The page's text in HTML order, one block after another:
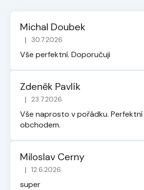
Michal Doubek
Hodnocení obchodu je 5 z 5
| 30.7.2026
Vše perfektní. Doporučuji
Zdeněk Pavlík
Hodnocení obchodu je 5 z 5
| 23.7.2026
Vše naprosto v pořádku. Perfektní
obchodem.
Miloslav Cerny
Hodnocení obchodu je 5 z 5
| 12.6.2026
super